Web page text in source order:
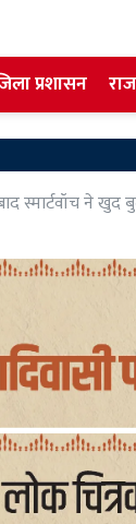
प्रशासन
स्मार्टवॉच ने